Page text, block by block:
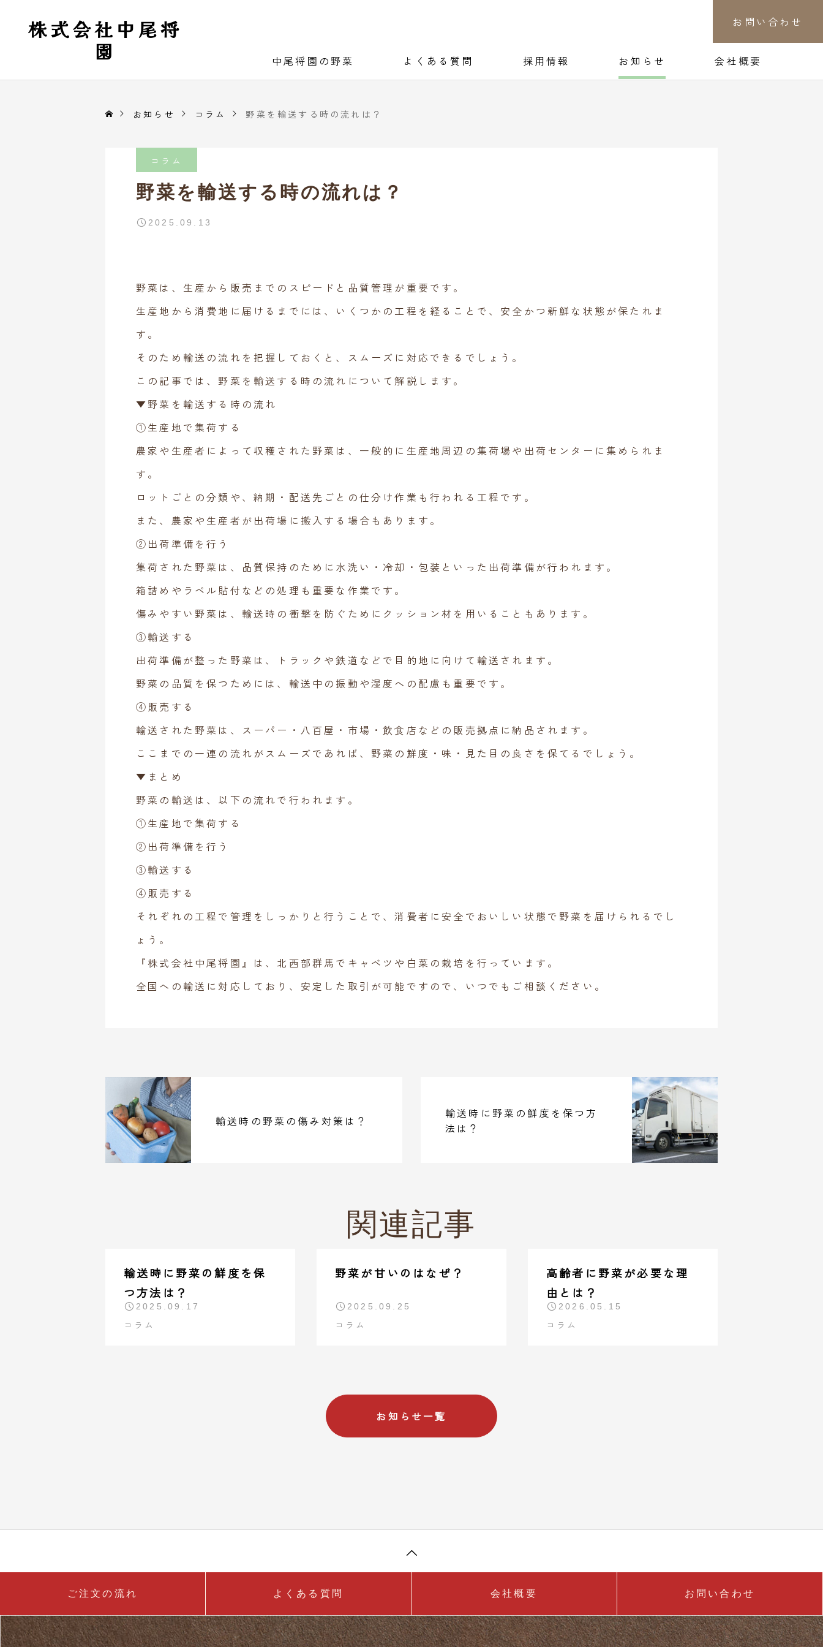
株式会社中尾将
園
お問い合わせ
中尾将園の野菜 よくある質問 採用情報 お知らせ 会社概要
お知らせ コラム 野菜を輸送する時の流れは？
コラム
野菜を輸送する時の流れは？
2025.09.13
野菜は、生産から販売までのスピードと品質管理が重要です。
生産地から消費地に届けるまでには、いくつかの工程を経ることで、安全かつ新鮮な状態が保たれま
す。
そのため輸送の流れを把握しておくと、スムーズに対応できるでしょう。
この記事では、野菜を輸送する時の流れについて解説します。
▼野菜を輸送する時の流れ
①生産地で集荷する
農家や生産者によって収穫された野菜は、一般的に生産地周辺の集荷場や出荷センターに集められま
す。
ロットごとの分類や、納期・配送先ごとの仕分け作業も行われる工程です。
また、農家や生産者が出荷場に搬入する場合もあります。
②出荷準備を行う
集荷された野菜は、品質保持のために水洗い・冷却・包装といった出荷準備が行われます。
箱詰めやラベル貼付などの処理も重要な作業です。
傷みやすい野菜は、輸送時の衝撃を防ぐためにクッション材を用いることもあります。
③輸送する
出荷準備が整った野菜は、トラックや鉄道などで目的地に向けて輸送されます。
野菜の品質を保つためには、輸送中の振動や湿度への配慮も重要です。
④販売する
輸送された野菜は、スーパー・八百屋・市場・飲食店などの販売拠点に納品されます。
ここまでの一連の流れがスムーズであれば、野菜の鮮度・味・見た目の良さを保てるでしょう。
▼まとめ
野菜の輸送は、以下の流れで行われます。
①生産地で集荷する
②出荷準備を行う
③輸送する
④販売する
それぞれの工程で管理をしっかりと行うことで、消費者に安全でおいしい状態で野菜を届けられるでし
ょう。
『株式会社中尾将園』は、北西部群馬でキャベツや白菜の栽培を行っています。
全国への輸送に対応しており、安定した取引が可能ですので、いつでもご相談ください。
輸送時の野菜の傷み対策は？
輸送時に野菜の鮮度を保つ方
法は？
関連記事
輸送時に野菜の鮮度を保
つ方法は？
2025.09.17
コラム
野菜が甘いのはなぜ？
2025.09.25
コラム
高齢者に野菜が必要な理
由とは？
2026.05.15
コラム
お知らせ一覧
ご注文の流れ よくある質問 会社概要 お問い合わせ